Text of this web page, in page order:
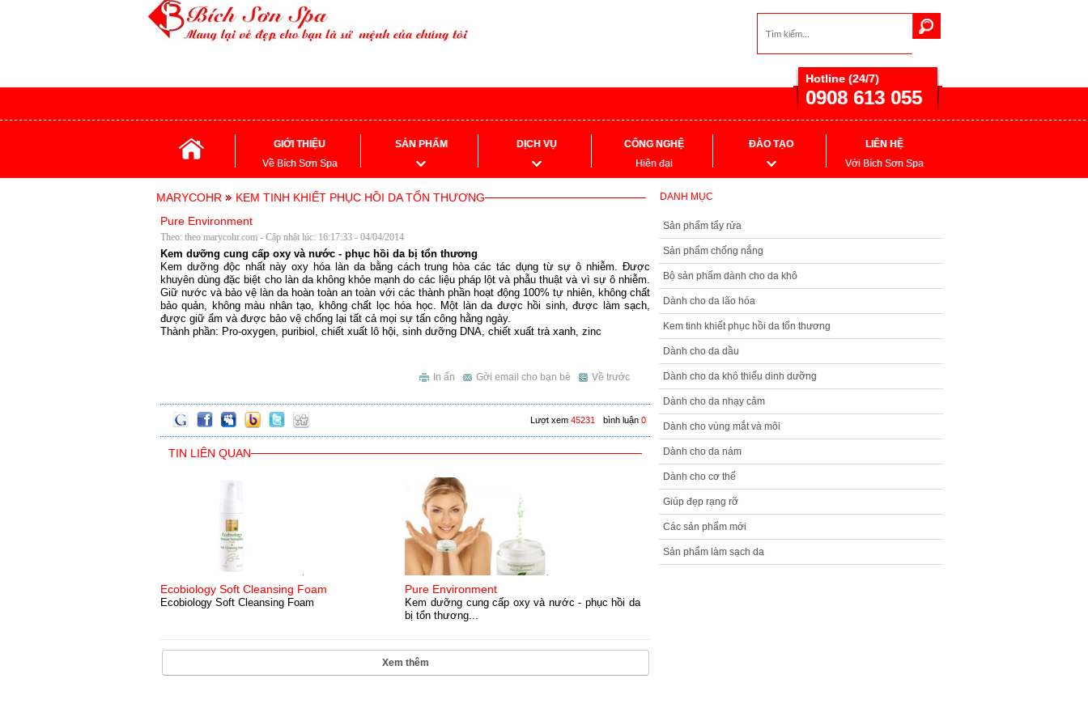
GIỚI THIỆU
Về Bích Sơn Spa
SẢN PHẨM DỊCH VỤ
CÔNG NGHỆ
Hiên đại
ĐÀO TẠO
LIÊN HỆ
Với Bích Sơn Spa
Hotline (24/7)
0908 613 055
MARYCOHR
KEM TINH KHIẾT PHỤC HỒI DA TỔN THƯƠNG
Pure Environment
Theo: theo marycohr.com - Cập nhật lúc: 16:17:33 - 04/04/2014
Kem dưỡng cung cấp oxy và nước - phục hồi da bị tổn thương
Kem dưỡng độc nhất này oxy hóa làn da bằng cách trung hòa các tác dụng từ sự ô nhiễm. Được
khuyên dùng đặc biệt cho làn da không khỏe mạnh do các liệu pháp lột và phẫu thuật và vì sự ô nhiễm.
Giữ nước và bảo vệ làn da hoàn toàn an toàn với các thành phần hoạt động 100% tự nhiên, không chất
bảo quản, không màu nhân tạo, không chất lọc hóa học. Một làn da được hồi sinh, được làm sạch,
được giữ ẩm và được bảo vệ chống lại tất cả mọi sự tấn công hằng ngày.
Thành phần: Pro-oxygen, puribiol, chiết xuất lô hội, sinh dưỡng DNA, chiết xuất trà xanh, zinc
Về trước
Gởi email cho bạn bè
In ấn
bình luận 0
Lượt xem 45231
TIN LIÊN QUAN
Ecobiology Soft Cleansing Foam
Ecobiology Soft Cleansing Foam
Pure Environment
Kem dưỡng cung cấp oxy và nước - phục hồi da
bị tổn thương...
Xem thêm
DANH MỤC
Sản phẩm tẩy rửa
Sản phẩm chống nắng
Bộ sản phẩm dành cho da khô
Dành cho da lão hóa
Kem tinh khiết phục hồi da tổn thương
Dành cho da dầu
Dành cho da khô thiếu dinh dưỡng
Dành cho da nhạy cảm
Dành cho vùng mắt và môi
Dành cho da nám
Dành cho cơ thể
Giúp đẹp rạng rỡ
Các sản phẩm mới
Sản phẩm làm sạch da